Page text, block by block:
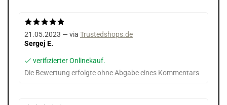
21.05.2023 — via Trustedshops.de
Sergej E.
verifizierter Onlinekauf.
Die Bewertung erfolgte ohne Abgabe eines Kommentars